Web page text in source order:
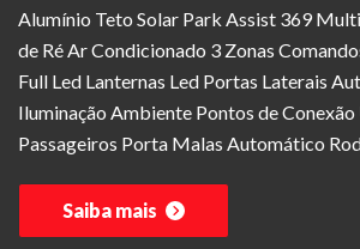
Alumínio Teto Solar Park Assist 369
de Ré Ar Condicionado 3 Zonas
Full Led Lanternas Led Portas Laterais
Iluminação Ambiente Pontos de
Passageiros Porta Malas Automático
Saiba mais